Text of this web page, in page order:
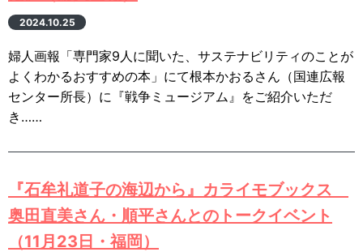
2024.10.25
婦人画報「専門家9人に聞いた、サステナビリティのことが
よくわかるおすすめの本」にて根本かおるさん（国連広報
センター所長）に『戦争ミュージアム』をご紹介いただ
き……
『石牟礼道子の海辺から』カライモブックス
奥田直美さん・順平さんとのトークイベント
（11月23日・福岡）